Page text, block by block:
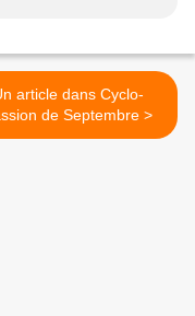
article dans Cyclo-
Passion de Septembre >